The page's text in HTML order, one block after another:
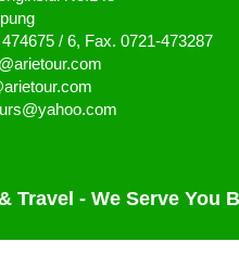
/ 6, Fax. 0721-473287
Travel - We Serve You